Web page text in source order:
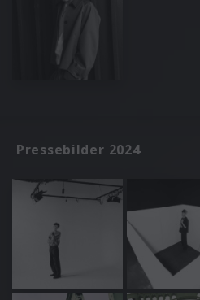
Pressebilder 2024